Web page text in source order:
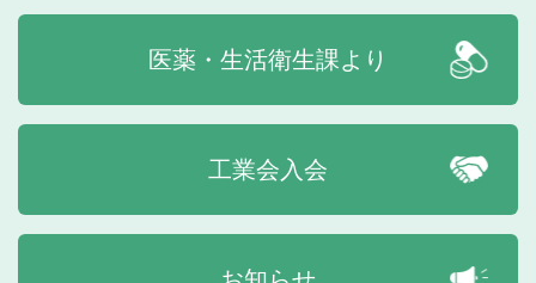
医薬・生活衛生課より
工業会入会